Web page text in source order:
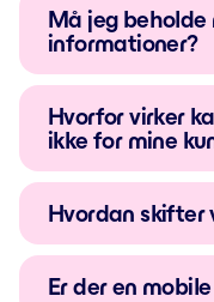
Må jeg beholde
informationer?
Hvorfor virker
ikke for mine
Hvordan skifter
Er der en